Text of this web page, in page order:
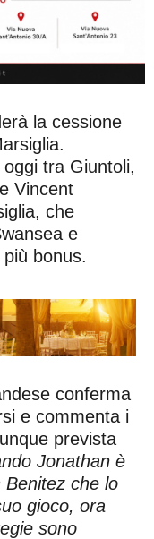
la cessione
oggi tra Giuntoli,
Vincent
che
e
bonus.
conferma
e commenta i
prevista
Jonathan è
Benitez che lo
gioco, ora
sono